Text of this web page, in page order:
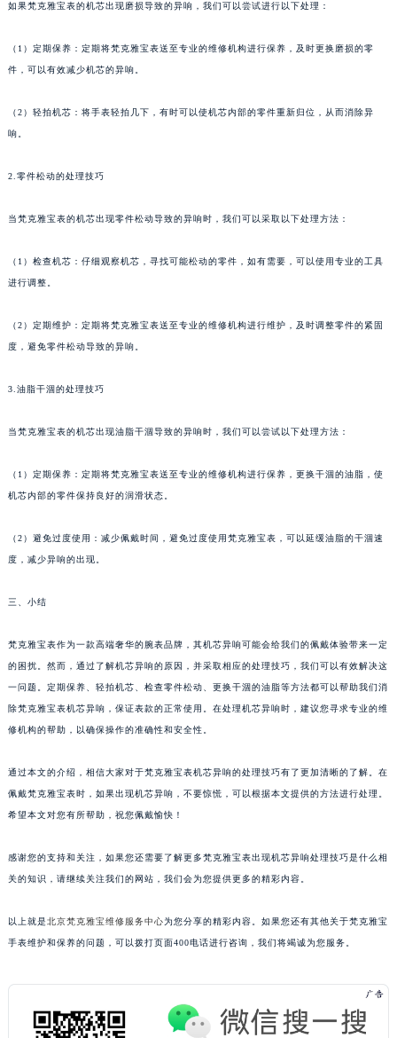
如果梵克雅宝表的机芯出现磨损导致的异响，我们可以尝试进行以下处理：
（1）定期保养：定期将梵克雅宝表送至专业的维修机构进行保养，及时更换磨损的零
件，可以有效减少机芯的异响。
（2）轻拍机芯：将手表轻拍几下，有时可以使机芯内部的零件重新归位，从而消除异
响。
2.零件松动的处理技巧
当梵克雅宝表的机芯出现零件松动导致的异响时，我们可以采取以下处理方法：
（1）检查机芯：仔细观察机芯，寻找可能松动的零件，如有需要，可以使用专业的工具
进行调整。
（2）定期维护：定期将梵克雅宝表送至专业的维修机构进行维护，及时调整零件的紧固
度，避免零件松动导致的异响。
3.油脂干涸的处理技巧
当梵克雅宝表的机芯出现油脂干涸导致的异响时，我们可以尝试以下处理方法：
（1）定期保养：定期将梵克雅宝表送至专业的维修机构进行保养，更换干涸的油脂，使
机芯内部的零件保持良好的润滑状态。
（2）避免过度使用：减少佩戴时间，避免过度使用梵克雅宝表，可以延缓油脂的干涸速
度，减少异响的出现。
三、小结
梵克雅宝表作为一款高端奢华的腕表品牌，其机芯异响可能会给我们的佩戴体验带来一定
的困扰。然而，通过了解机芯异响的原因，并采取相应的处理技巧，我们可以有效解决这
一问题。定期保养、轻拍机芯、检查零件松动、更换干涸的油脂等方法都可以帮助我们消
除梵克雅宝表机芯异响，保证表款的正常使用。在处理机芯异响时，建议您寻求专业的维
修机构的帮助，以确保操作的准确性和安全性。
通过本文的介绍，相信大家对于梵克雅宝表机芯异响的处理技巧有了更加清晰的了解。在
佩戴梵克雅宝表时，如果出现机芯异响，不要惊慌，可以根据本文提供的方法进行处理。
希望本文对您有所帮助，祝您佩戴愉快！
感谢您的支持和关注，如果您还需要了解更多梵克雅宝表出现机芯异响处理技巧是什么相
关的知识，请继续关注我们的网站，我们会为您提供更多的精彩内容。
以上就是北京梵克雅宝维修服务中心为您分享的精彩内容。如果您还有其他关于梵克雅宝
手表维护和保养的问题，可以拨打页面400电话进行咨询，我们将竭诚为您服务。